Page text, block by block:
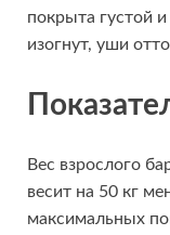
покрыта густой
изогнут, уши
Вес взрослого
весит на 50 кг
максимальных